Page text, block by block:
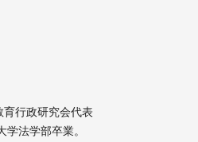
行政研究会代表
法学部卒業。